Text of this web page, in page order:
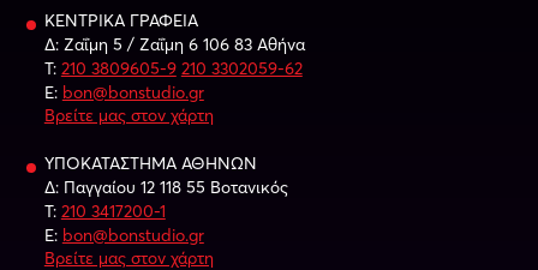
ΚΕΝΤΡΙΚΑ ΓΡΑΦΕΙΑ
Δ: Ζαΐμη 5 / Ζαΐμη 6 106 83 Αθήνα
Τ: 210 3809605-9 210 3302059-62
E: bon@bonstudio.gr
Βρείτε μας στον χάρτη
ΥΠΟΚΑΤΑΣΤΗΜΑ ΑΘΗΝΩΝ
Δ: Παγγαίου 12 118 55 Βοτανικός
Τ: 210 3417200-1
E: bon@bonstudio.gr
Βρείτε μας στον χάρτη